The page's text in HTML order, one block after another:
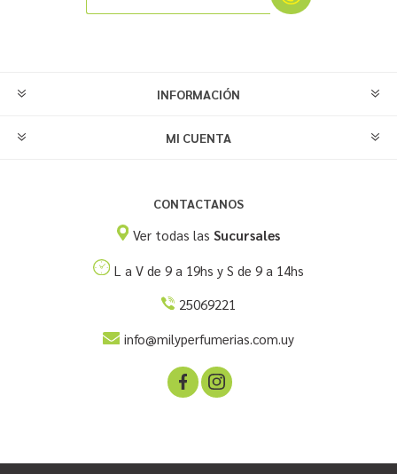
INFORMACIÓN
MI CUENTA
CONTACTANOS
Ver todas las Sucursales
L a V de 9 a 19hs y S de 9 a 14hs
25069221
info@milyperfumerias.com.uy